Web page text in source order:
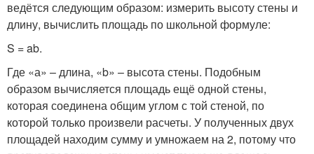
ведётся следующим образом: измерить высоту стены и
длину, вычислить площадь по школьной формуле:
S = ab.
Где «а» – длина, «b» – высота стены. Подобным
образом вычисляется площадь ещё одной стены,
которая соединена общим углом с той стеной, по
которой только произвели расчеты. У полученных двух
площадей находим сумму и умножаем на 2, потому что